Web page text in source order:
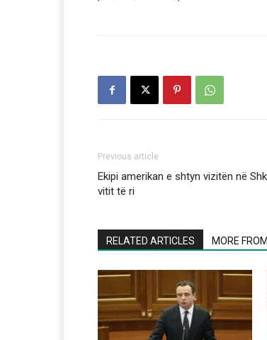
Previous article
Ekipi amerikan e shtyn vizitën në
vitit të ri
RELATED ARTICLES MORE